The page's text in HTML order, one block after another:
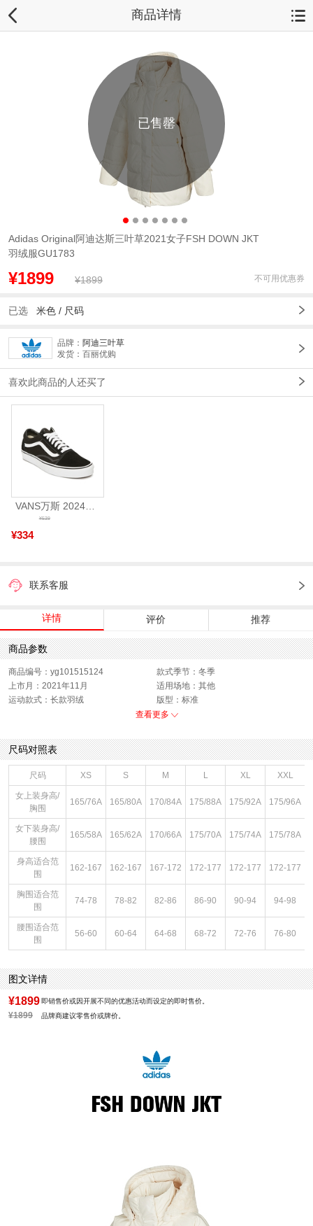
商品详情
已售罄
Adidas Original阿迪达斯三叶草2021女子FSH DOWN JKT
羽绒服GU1783
¥1899 ¥1899 不可用优惠券
已选 米色 / 尺码
品牌： 阿迪三叶草
发货：百丽优购
喜欢此商品的人还买了
VANS万斯 2024年新款中性OldSkool帆布鞋/硫化鞋VN000D3HY28（延续款）
¥334
¥539
联系客服
详情 评价 推荐
商品参数
商品编号：yg101515124
款式季节：冬季
上市月：2021年11月
适用场地：其他
运动款式：长款羽绒
版型：标准
性别：女子
服饰类别：上装
开扣方式：拉链
面料材质：聚酯纤维
里料材质：100%聚酯纤维
服细款：羽绒服
领型：连帽
色系：米色
风格：休闲
查看更多
尺码对照表
尺码 XS S M L XL XXL
女上装身高/
胸围
165/76A 165/80A 170/84A 175/88A 175/92A 175/96A
女下装身高/
腰围
165/58A 165/62A 170/66A 175/70A 175/74A 175/78A
身高适合范
围
162-167 162-167 167-172 172-177 172-177 172-177
胸围适合范
围
74-78 78-82 82-86 86-90 90-94 94-98
腰围适合范
围
56-60 60-64 64-68 68-72 72-76 76-80
图文详情
¥1899 即销售价或因开展不同的优惠活动而设定的即时售价。
¥1899 品牌商建议零售价或牌价。